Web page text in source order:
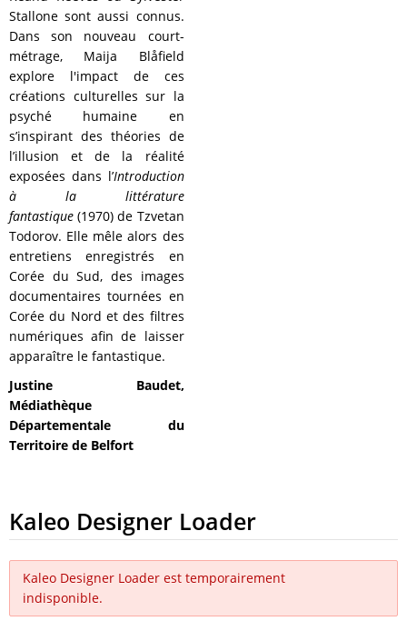
Stallone sont aussi connus.
Dans son nouveau court-
métrage, Maija Blåfield
explore l'impact de ces
créations culturelles sur la
psyché humaine en
s’inspirant des théories de
l’illusion et de la réalité
exposées dans l’Introduction
à la littérature
fantastique (1970) de Tzvetan
Todorov. Elle mêle alors des
entretiens enregistrés en
Corée du Sud, des images
documentaires tournées en
Corée du Nord et des filtres
numériques afin de laisser
apparaître le fantastique.
Justine Baudet,
Médiathèque
Départementale du
Territoire de Belfort
Kaleo Designer Loader
Kaleo Designer Loader est temporairement
indisponible.